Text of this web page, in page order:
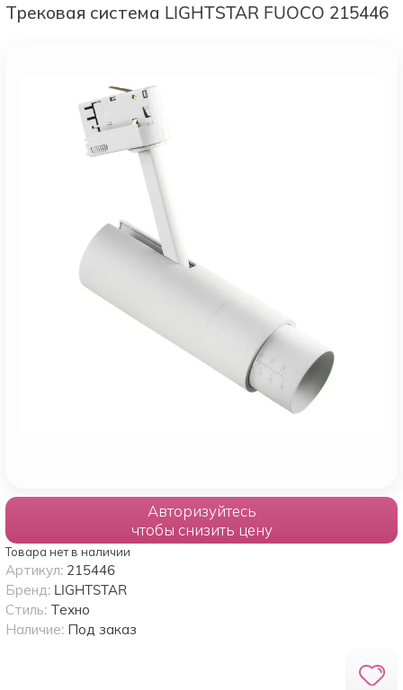
Трековая система LIGHTSTAR FUOCO 215446
Авторизуйтесь
чтобы снизить цену
Товара нет в наличии
Артикул: 215446
Бренд: LIGHTSTAR
Стиль: Техно
Наличие: Под заказ